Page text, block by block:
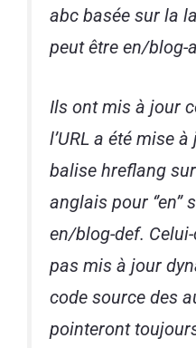
abc basée sur la
peut être en/blog-
Ils ont mis à jour
l’URL a été mise
balise hreflang
anglais pour
en/blog-def.
pas mis à jour
code source des
pointeront